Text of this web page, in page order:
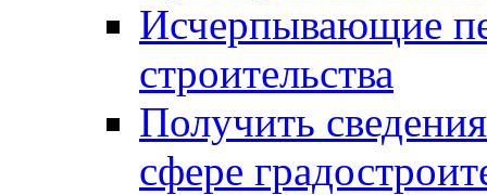
Исчерпывающие
строительства
Получить
сфере